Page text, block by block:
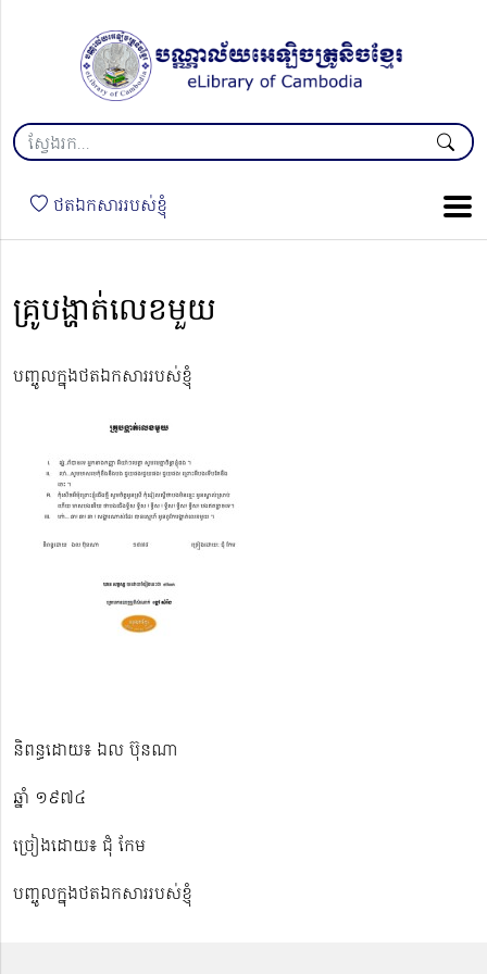
ថតឯកសាររបស់ខ្ញុំ
គ្រូបង្ហាត់លេខមួយ
បញ្ចូលក្នុងថតឯកសាររបស់ខ្ញុំ
និពន្ធដោយ៖ ឯល ប៊ុនណា
ឆ្នាំ ១៩៧៤
ច្រៀងដោយ៖ ជុំ កែម
បញ្ចូលក្នុងថតឯកសាររបស់ខ្ញុំ